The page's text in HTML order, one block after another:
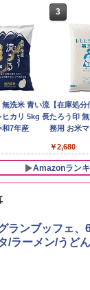
無洗米 青い流
ヒカリ 5kg 長
和7年産
3
【在庫処
たろう印
務用 お米
￥2,680
Amazonラン
333
ランブッフェ
/ラーメン/うど